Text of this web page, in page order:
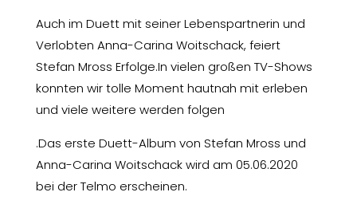
Auch im Duett mit seiner Lebenspartnerin und
Verlobten Anna-Carina Woitschack, feiert
Stefan Mross Erfolge.In vielen großen TV-Shows
konnten wir tolle Moment hautnah mit erleben
und viele weitere werden folgen
.​Das erste Duett-Album von Stefan Mross und
Anna-Carina Woitschack wird am 05.06.2020
bei der Telmo erscheinen.